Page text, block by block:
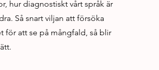
hur diagnostiskt vårt språk är
Så snart viljan att försöka
för att se på mångfald, så blir